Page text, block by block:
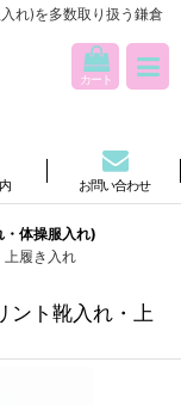
れ)を多数取り扱う鎌倉
カート
お問い合わせ
・体操服入れ)
上履き入れ
ント靴入れ・上